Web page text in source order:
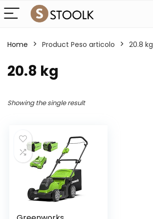
Home Product Peso articolo ‎20.8 kg
‎20.8 kg
Showing the single result